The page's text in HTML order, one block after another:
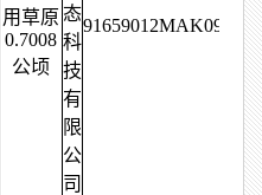
用草原
0.7008
公顷
态
科
技
有
限
公
司